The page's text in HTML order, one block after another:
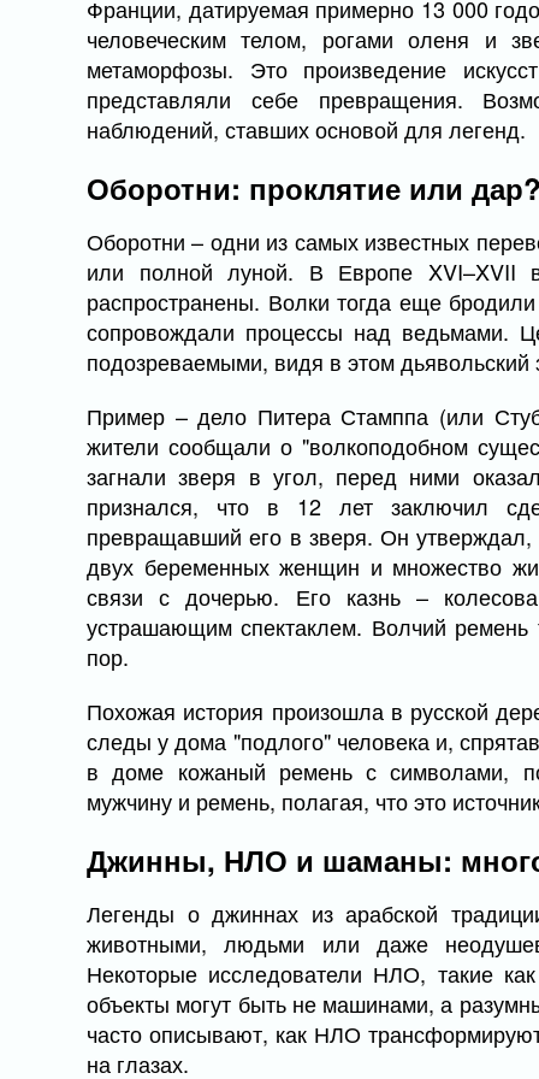
Франции, датируемая примерно 13 000
человеческим телом, рогами оленя и
метаморфозы. Это произведение
представляли себе превращения.
наблюдений, ставших основой для легенд.
Оборотни: проклятие или
Оборотни – одни из самых известных
или полной луной. В Европе XVI–XVII
распространены. Волки тогда еще
сопровождали процессы над ведьмами.
подозреваемыми, видя в этом дьявольский
Пример – дело Питера Стамппа (или
жители сообщали о "волкоподобном
загнали зверя в угол, перед ними
признался, что в 12 лет заключил
превращавший его в зверя. Он
двух беременных женщин и множество
связи с дочерью. Его казнь –
устрашающим спектаклем. Волчий
пор.
Похожая история произошла в русской
следы у дома "подлого" человека и,
в доме кожаный ремень с символами,
мужчину и ремень, полагая, что это
Джинны, НЛО и шаманы:
Легенды о джиннах из арабской
животными, людьми или даже
Некоторые исследователи НЛО, такие
объекты могут быть не машинами, а
часто описывают, как НЛО
на глазах.